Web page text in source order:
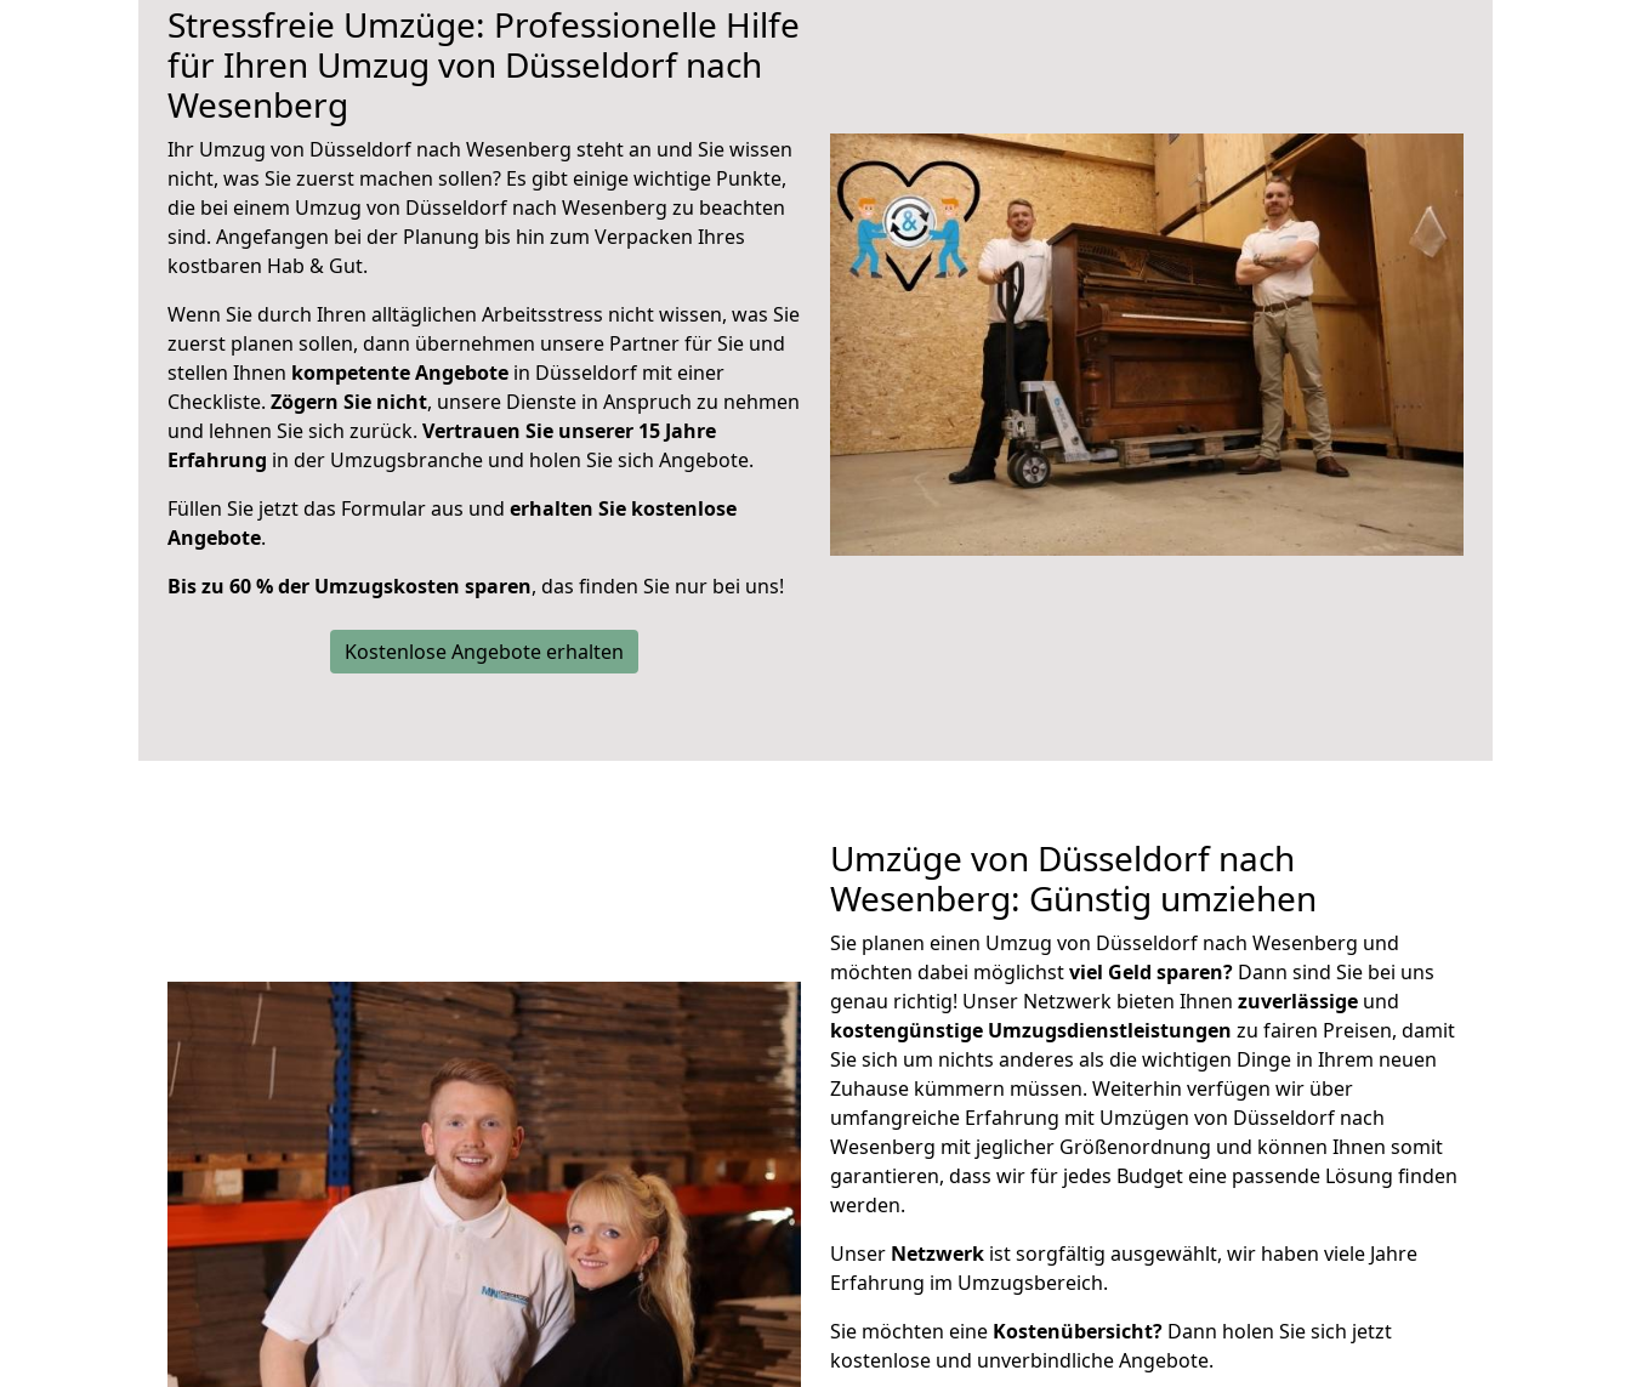
Stressfreie Umzüge: Professionelle Hilfe
für Ihren Umzug von Düsseldorf nach
Wesenberg
Ihr Umzug von Düsseldorf nach Wesenberg steht an und Sie wissen
nicht, was Sie zuerst machen sollen? Es gibt einige wichtige Punkte,
die bei einem Umzug von Düsseldorf nach Wesenberg zu beachten
sind. Angefangen bei der Planung bis hin zum Verpacken Ihres
kostbaren Hab & Gut.
Wenn Sie durch Ihren alltäglichen Arbeitsstress nicht wissen, was Sie
zuerst planen sollen, dann übernehmen unsere Partner für Sie und
stellen Ihnen kompetente Angebote in Düsseldorf mit einer
Checkliste. Zögern Sie nicht, unsere Dienste in Anspruch zu nehmen
und lehnen Sie sich zurück. Vertrauen Sie unserer 15 Jahre
Erfahrung in der Umzugsbranche und holen Sie sich Angebote.
Füllen Sie jetzt das Formular aus und erhalten Sie kostenlose
Angebote.
Bis zu 60 % der Umzugskosten sparen, das finden Sie nur bei uns!
Kostenlose Angebote erhalten
Umzüge von Düsseldorf nach
Wesenberg: Günstig umziehen
Sie planen einen Umzug von Düsseldorf nach Wesenberg und
möchten dabei möglichstviel Geld sparen? Dann sind Sie bei uns
genau richtig! Unser Netzwerk bieten Ihnen zuverlässige und
kostengünstige Umzugsdienstleistungen zu fairen Preisen, damit
Sie sich um nichts anderes als die wichtigen Dinge in Ihrem neuen
Zuhause kümmern müssen. Weiterhin verfügen wir über
umfangreiche Erfahrung mit Umzügen von Düsseldorf nach
Wesenberg mit jeglicher Größenordnung und können Ihnen somit
garantieren, dass wir für jedes Budget eine passende Lösung finden
werden.
Unser Netzwerk ist sorgfältig ausgewählt, wir haben viele Jahre
Erfahrung im Umzugsbereich.
Sie möchten eine Kostenübersicht? Dann holen Sie sich jetzt
kostenlose und unverbindliche Angebote.